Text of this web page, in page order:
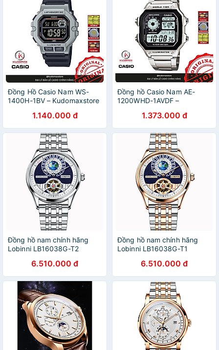
Đồng Hồ Casio Nam WS-
1400H-1BV – Kudomaxstore
1.140.000 đ
Đồng hồ Casio Nam AE-
1200WHD-1AVDF –
1.373.000 đ
Đồng hồ nam chính hãng
Lobinni LB16038G-T2
6.510.000 đ
Đồng hồ nam chính hãng
Lobinni LB16038G-T1
6.510.000 đ